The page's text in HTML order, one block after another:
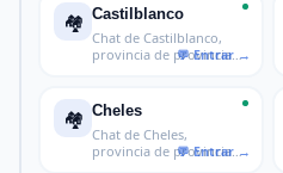
🏘️ Castilblanco
Chat de Castilblanco,
provincia de provincia
🏘️ Cheles
Chat de Cheles,
provincia de provincia